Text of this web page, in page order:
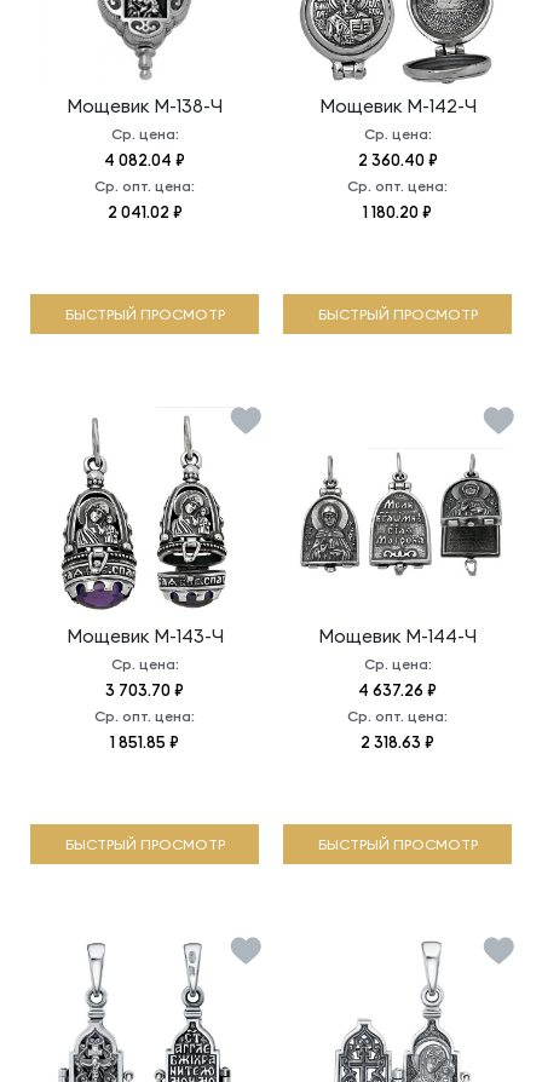
Мощевик М-138-Ч
Ср. цена:
4 082.04 ₽
Ср. опт. цена:
2 041.02 ₽
БЫСТРЫЙ ПРОСМОТР
Мощевик М-142-Ч
Ср. цена:
2 360.40 ₽
Ср. опт. цена:
1 180.20 ₽
БЫСТРЫЙ ПРОСМОТР
Мощевик М-143-Ч
Ср. цена:
3 703.70 ₽
Ср. опт. цена:
1 851.85 ₽
БЫСТРЫЙ ПРОСМОТР
Мощевик М-144-Ч
Ср. цена:
4 637.26 ₽
Ср. опт. цена:
2 318.63 ₽
БЫСТРЫЙ ПРОСМОТР